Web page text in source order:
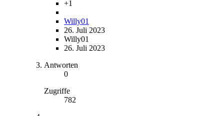
+1
Willy01
26. Juli 2023
Willy01
26. Juli 2023
Antworten
0
Zugriffe
782